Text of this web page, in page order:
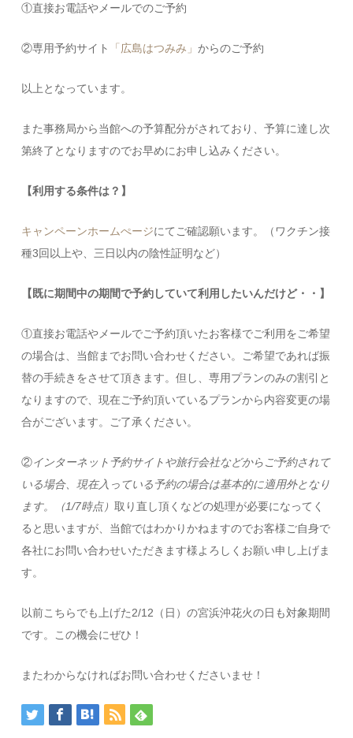
①直接お電話やメールでのご予約
②専用予約サイト 「広島はつみみ」からのご予約
以上となっています。
また事務局から当館への予算配分がされており、予算に達し次
第終了となりますのでお早めにお申し込みください。
【利用する条件は？】
キャンペーンホームぺージにてご確認願います。（ワクチン接
種3回以上や、三日以内の陰性証明など）
【既に期間中の期間で予約していて利用したいんだけど・・】
①直接お電話やメールでご予約頂いたお客様でご利用をご希望
の場合は、当館までお問い合わせください。ご希望であれば振
替の手続きをさせて頂きます。但し、専用プランのみの割引と
なりますので、現在ご予約頂いているプランから内容変更の場
合がございます。ご了承ください。
②インターネット予約サイトや旅行会社などからご予約されて
いる場合、現在入っている予約の場合は基本的に適用外となり
ます。（1/7時点）取り直し頂くなどの処理が必要になってく
ると思いますが、当館ではわかりかねますのでお客様ご自身で
各社にお問い合わせいただきます様よろしくお願い申し上げま
す。
以前こちらでも上げた2/12（日）の宮浜沖花火の日も対象期間
です。この機会にぜひ！
またわからなければお問い合わせくださいませ！